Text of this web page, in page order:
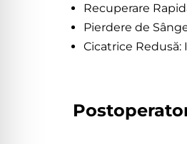
Recuperare
Pierdere de
Cicatrice